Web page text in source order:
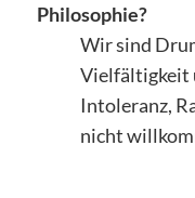
Philosophie?
Wir sind
Intoleranz,
nicht